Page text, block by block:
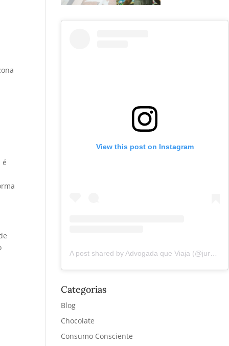
é
View this post on Instagram
A post shared by Advogada que Viaja (@juremacintra)
Categorias
Blog
Chocolate
Consumo Consciente